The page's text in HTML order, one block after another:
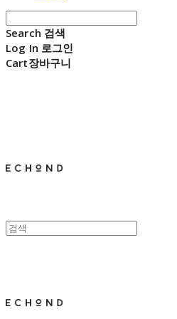
Search 검색
Log In 로그인
Cart장바구니